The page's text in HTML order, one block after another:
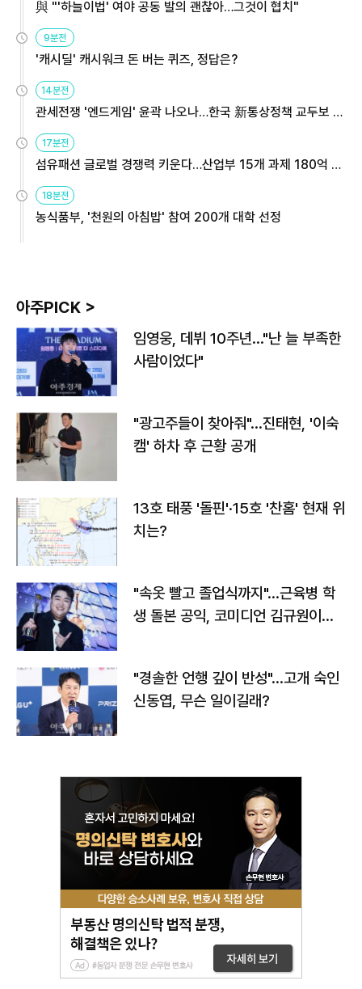
與 "'하늘이법' 여야 공동 발의 괜찮아…그것이 협치"
9분전
'캐시딜' 캐시워크 돈 버는 퀴즈, 정답은?
14분전
관세전쟁 '엔드게임' 윤곽 나오나…한국 新통상정책 교두보 활
용해야
17분전
섬유패션 글로벌 경쟁력 키운다…산업부 15개 과제 180억 지
원
18분전
농식품부, '천원의 아침밥' 참여 200개 대학 선정
아주PICK >
임영웅, 데뷔 10주년…"난 늘 부족한
사람이었다"
"광고주들이 찾아줘"…진태현, '이숙
캠' 하차 후 근황 공개
13호 태풍 '돌핀'·15호 '찬홈' 현재 위
치는?
"속옷 빨고 졸업식까지"…근육병 학
생 돌본 공익, 코미디언 김규원이었
"경솔한 언행 깊이 반성"…고개 숙인
신동엽, 무슨 일이길래?